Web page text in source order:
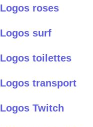
Logos roses
Logos surf
Logos toilettes
Logos transport
Logos Twitch